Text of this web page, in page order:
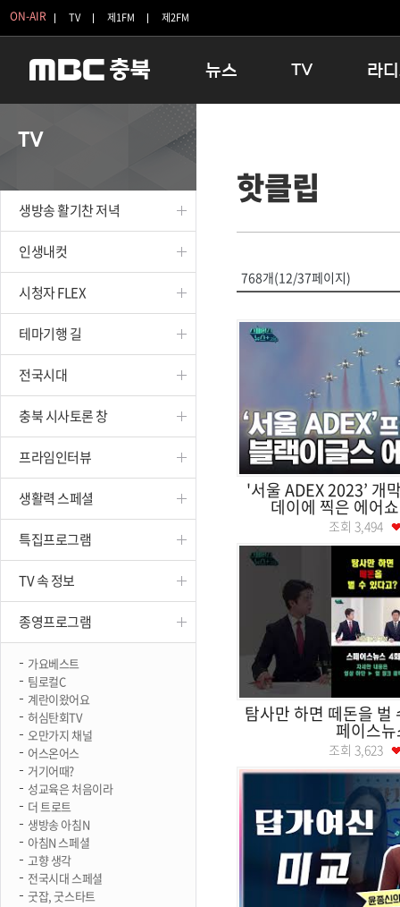
ON-AIR TV 제1FM 제2FM
뉴스
보은
옥천
TV
인생내컷
테마기행 길
시청자 FLEX
특집프로그램
종영프로그램
라
TV
생방송 활기찬 저녁
인생내컷
시청자 FLEX
테마기행 길
전국시대
충북 시사토론 창
프라임인터뷰
생활력 스페셜
특집프로그램
TV 속 정보
종영프로그램
가요베스트
팀로컬C
계란이왔어요
허심탄회TV
오만가지 채널
어스온어스
거기어때?
성교육은 처음이라
더 트로트
생방송 아침N
아침N 스페셜
고향 생각
전국시대 스페셜
굿잡, 굿스타트
핫클립
768개(12/37페이지)
'서울 ADEX 2023’ 개
데이에 찍은 에어
조회 3,494
탐사만 하면 떼돈을 벌
페이스
조회 3,623